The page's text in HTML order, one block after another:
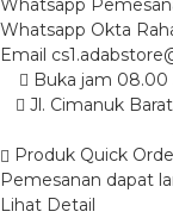
Whatsapp
Whatsapp Okta
Email
Buka jam 08.00
Jl. Cimanuk
Produk Quick
Pemesanan dapat
Lihat Detail